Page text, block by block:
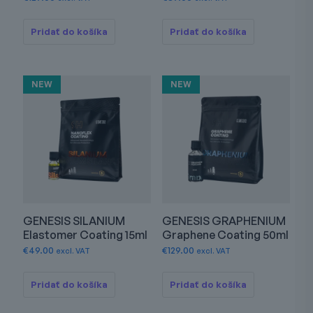
Pridať do košíka Pridať do košíka
NEW
GENESIS SILANIUM
Elastomer Coating 15ml
€49.00 excl. VAT
Pridať do košíka
NEW
GENESIS GRAPHENIUM
Graphene Coating 50ml
€129.00 excl. VAT
Pridať do košíka